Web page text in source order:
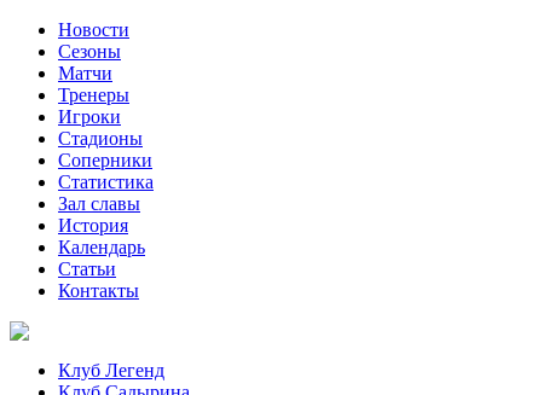
Новости
Сезоны
Матчи
Тренеры
Игроки
Стадионы
Соперники
Статистика
Зал славы
История
Календарь
Статьи
Контакты
Клуб Легенд